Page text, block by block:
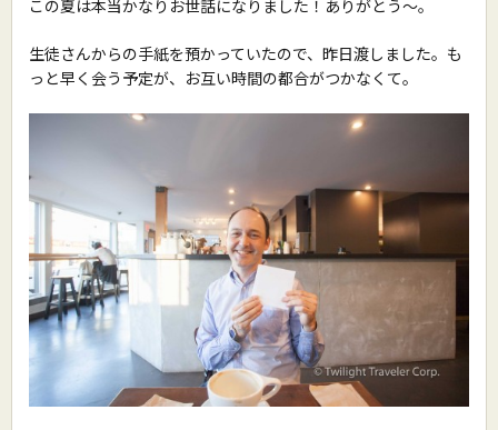
この夏は本当かなりお世話になりました！ありがとう〜。
生徒さんからの手紙を預かっていたので、昨日渡しました。も
っと早く会う予定が、お互い時間の都合がつかなくて。